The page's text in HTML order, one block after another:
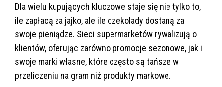
Dla wielu kupujących kluczowe staje się nie tylko to,
ile zapłacą za jajko, ale ile czekolady dostaną za
swoje pieniądze. Sieci supermarketów rywalizują o
klientów, oferując zarówno promocje sezonowe, jak i
swoje marki własne, które często są tańsze w
przeliczeniu na gram niż produkty markowe.